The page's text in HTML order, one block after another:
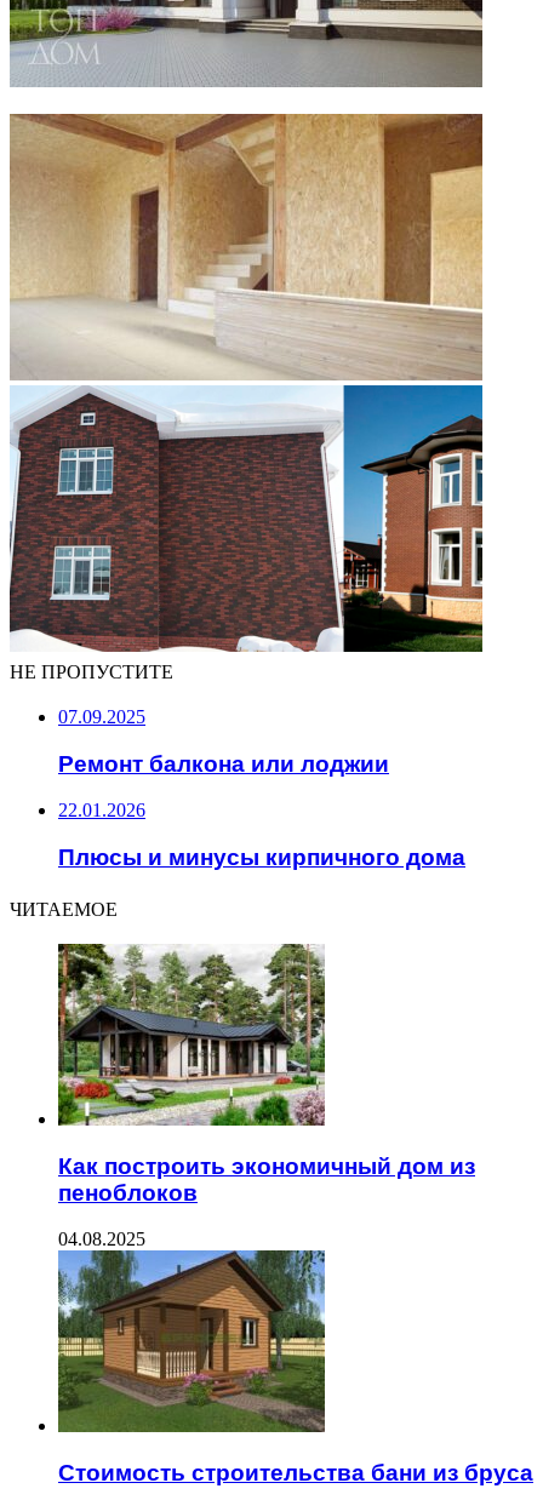
НЕ ПРОПУСТИТЕ
07.09.2025
Ремонт балкона или лоджии
22.01.2026
Плюсы и минусы кирпичного дома
ЧИТАЕМОЕ
Как построить экономичный дом из
пеноблоков
04.08.2025
Стоимость строительства бани из бруса